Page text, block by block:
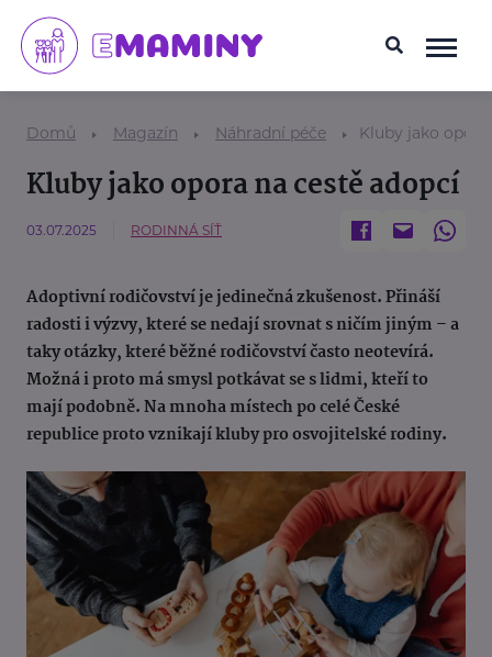
Domů Magazín Náhradní péče Kluby jako
Kluby jako opora na cestě adopcí
03.07.2025 RODINNÁ SÍŤ
Adoptivní rodičovství je jedinečná zkušenost. Přináší
radosti i výzvy, které se nedají srovnat s ničím jiným – a
taky otázky, které běžné rodičovství často neotevírá.
Možná i proto má smysl potkávat se s lidmi, kteří to
mají podobně. Na mnoha místech po celé České
republice proto vznikají kluby pro osvojitelské rodiny.